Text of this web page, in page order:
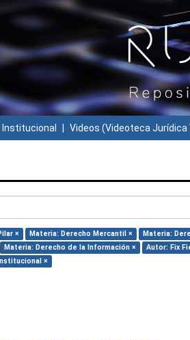
Videos (Videoteca Jurídica
× Materia: Derecho Mercantil × Materia:
Materia: Derecho de la Información × Autor: Fix
×